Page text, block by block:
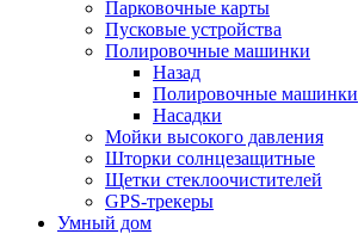
Парковочные карты
Пусковые устройства
Полировочные машинки
Назад
Полировочные машинки
Насадки
Мойки высокого давления
Шторки солнцезащитные
Щетки стеклоочистителей
GPS-трекеры
Умный дом